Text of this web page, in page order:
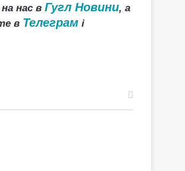
на нас вГугл Новини, а
в Телеграм і